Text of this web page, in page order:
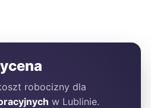
robocizny dla
w Lublinie.